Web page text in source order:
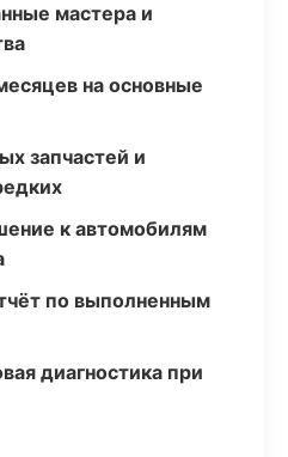
мастера и
на основные
запчастей и
к автомобилям
по выполненным
диагностика при